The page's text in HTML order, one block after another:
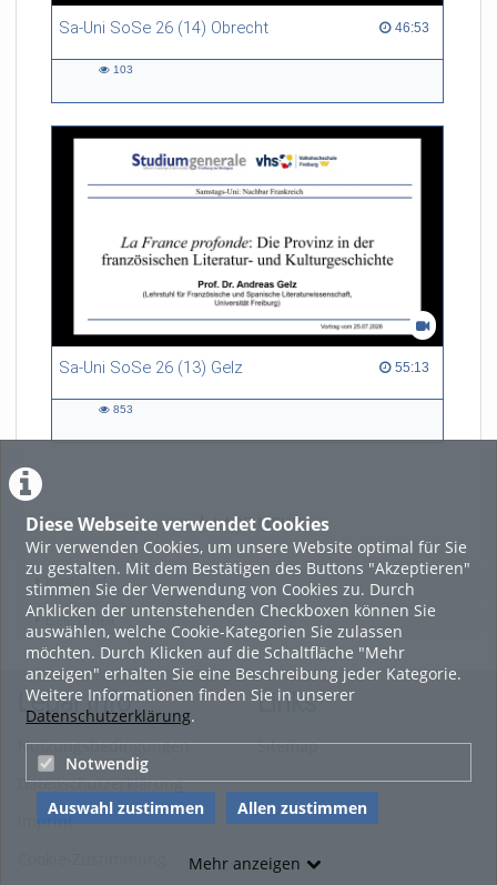
Diese Webseite verwendet Cookies
Wir verwenden Cookies, um unsere Website optimal für Sie
zu gestalten. Mit dem Bestätigen des Buttons "Akzeptieren"
stimmen Sie der Verwendung von Cookies zu. Durch
Anklicken der untenstehenden Checkboxen können Sie
auswählen, welche Cookie-Kategorien Sie zulassen
möchten. Durch Klicken auf die Schaltfläche "Mehr
anzeigen" erhalten Sie eine Beschreibung jeder Kategorie.
Weitere Informationen finden Sie in unserer
Datenschutzerklärung.
Notwendig
Auswahl zustimmen Allen zustimmen
Mehr anzeigen
Sa-Uni SoSe 26 (14) Obrecht 46:53
46:53 duration
103
Sa-Uni SoSe 26 (13) Gelz 55:13
55:13 duration
853
LADE MEHR
Featured
Beliebtheit
Legal Info
Nutzungsbedingungen
Datenschutzerklärung
Imprint
Links
Sitemap